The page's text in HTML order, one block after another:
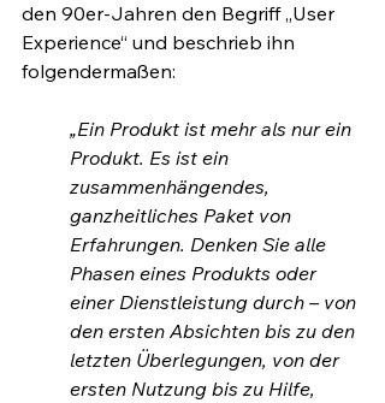
den 90er-Jahren den Begriff „User
Experience“ und beschrieb ihn
folgendermaßen:
„Ein Produkt ist mehr als nur ein
Produkt. Es ist ein
zusammenhängendes,
ganzheitliches Paket von
Erfahrungen. Denken Sie alle
Phasen eines Produkts oder
einer Dienstleistung durch – von
den ersten Absichten bis zu den
letzten Überlegungen, von der
ersten Nutzung bis zu Hilfe,